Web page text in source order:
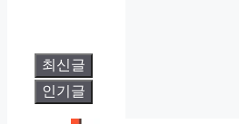
최신글
인기글